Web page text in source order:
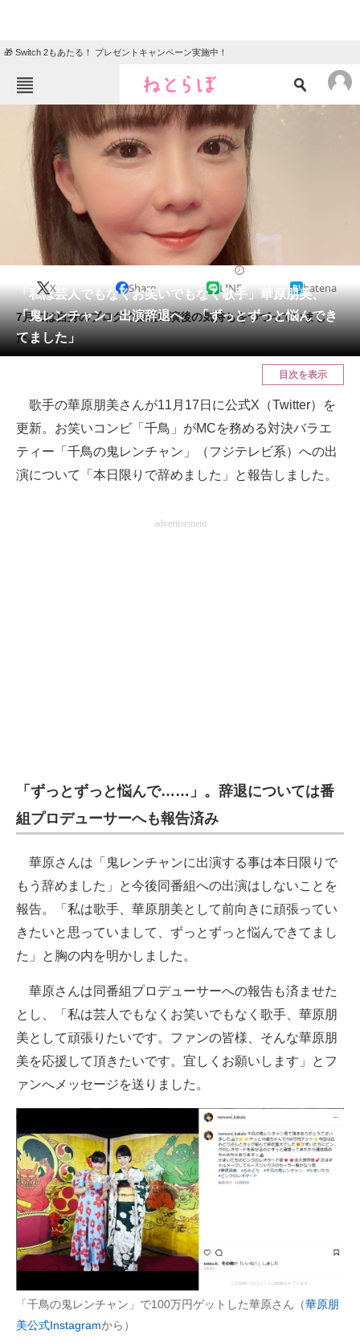
🎁 Switch 2もあたる！ プレゼントキャンペーン実施中！
ねとらぼメニュー
ニュース
エンタメ クイズ
グルメ 地域
住まい 教育・育児
リサーチ
会員記事
メディア
注目記事を集めた総合ページ
スマホと通信の最新トレンド
製造業のIT導入・活用を支援
エレクトロニクス専門サイト
電子設計の基本と応用
エネルギーの専門メディア
建設×テクノロジーの最前線
ちょっと気になるネットの話題
「私は芸人でもなくお笑いでもなく歌手」華原朋美、
「鬼レンチャン」出演辞退へ 「ずっとずっと悩んでき
てました」
X Share LINE hatena
7月には自身のブログで番組出演後の気持ちをつづっていまし
た。
目次を表示
歌手の華原朋美さんが11月17日に公式X（Twitter）を
更新。お笑いコンビ「千鳥」がMCを務める対決バラエ
ティー「千鳥の鬼レンチャン」（フジテレビ系）への出
演について「本日限りで辞めました」と報告しました。
advertisement
「ずっとずっと悩んで……」。辞退については番
組プロデューサーへも報告済み
華原さんは「鬼レンチャンに出演する事は本日限りで
もう辞めました」と今後同番組への出演はしないことを
報告。「私は歌手、華原朋美として前向きに頑張ってい
きたいと思っていまして、ずっとずっと悩んできてまし
た」と胸の内を明かしました。
華原さんは同番組プロデューサーへの報告も済ませた
とし、「私は芸人でもなくお笑いでもなく歌手、華原朋
美として頑張りたいです。ファンの皆様、そんな華原朋
美を応援して頂きたいです。宜しくお願いします」とフ
ァンへメッセージを送りました。
「千鳥の鬼レンチャン」で100万円ゲットした華原さん（華原朋
美公式Instagramから）